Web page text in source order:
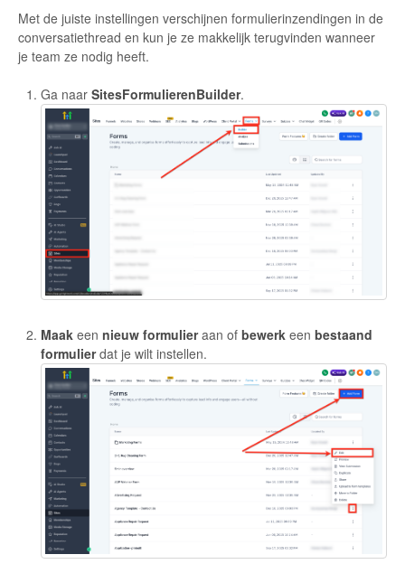
Met de juiste instellingen verschijnen formulierinzendingen in de
conversatiethread en kun je ze makkelijk terugvinden wanneer
je team ze nodig heeft.
Ga naar SitesFormulierenBuilder.
Maak een nieuw formulieraan of bewerk een bestaand
formulierdat je wilt instellen.